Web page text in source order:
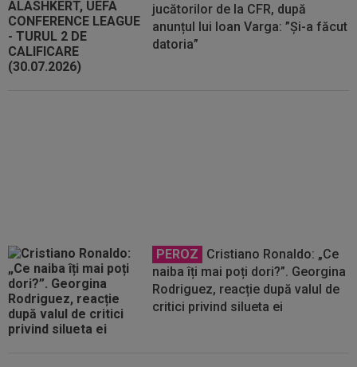
jucătorilor de la CFR, după
anunțul lui Ioan Varga: ”Și-a făcut
datoria”
PEROZ
Cristiano Ronaldo: „Ce
naiba îți mai poți dori?”. Georgina
Rodriguez, reacție după valul de
critici privind silueta ei